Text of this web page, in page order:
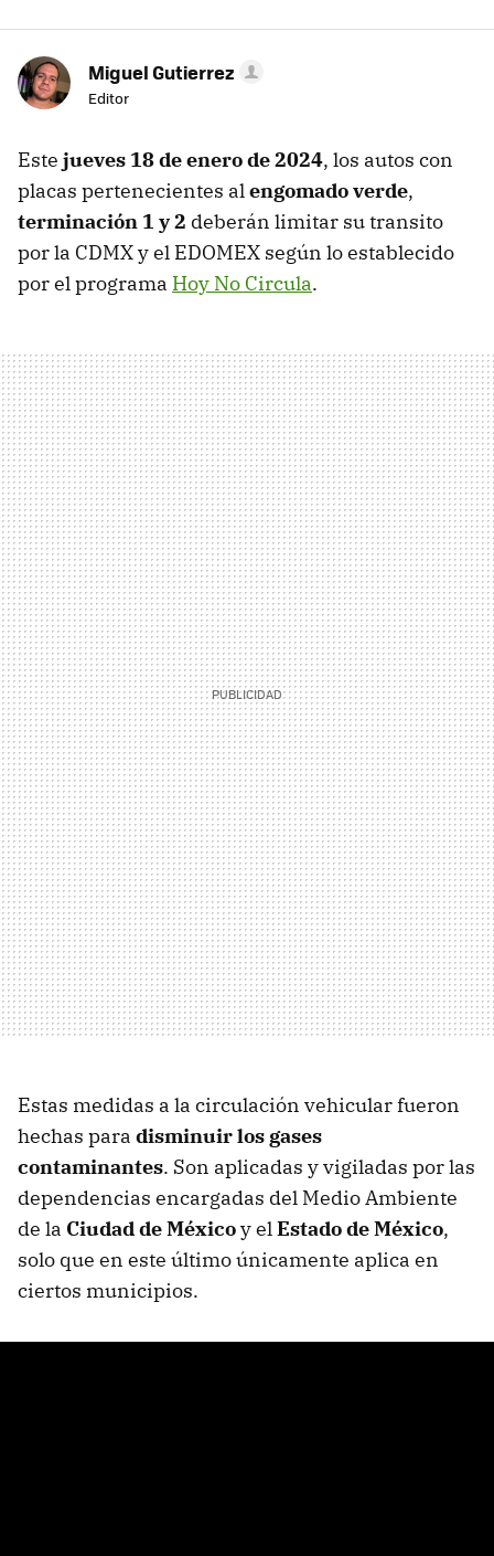
Miguel Gutierrez
Editor
Este jueves 18 de enero de 2024, los autos con
placas pertenecientes alengomado verde,
terminación 1 y 2 deberán limitar su transito
por la CDMX y el EDOMEX según lo establecido
por el programa Hoy No Circula.
Estas medidas a la circulación vehicular fueron
hechas para disminuir los gases
contaminantes. Son aplicadas y vigiladas por las
dependencias encargadas del Medio Ambiente
de la Ciudad de Méxicoy elEstado de México,
solo que en este último únicamente aplica en
ciertos municipios.